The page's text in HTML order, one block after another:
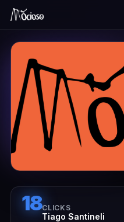
18CLICKS
Tiago Santineli